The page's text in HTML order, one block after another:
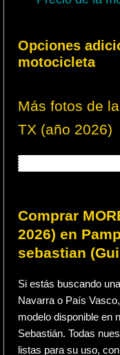
Opciones
motocicleta
Más fotos de
TX (año 2026)
Comprar
2026) en
sebastian
Si estás buscando
Navarra o País
modelo disponible en
Sebastián. Todas
listas para su uso,